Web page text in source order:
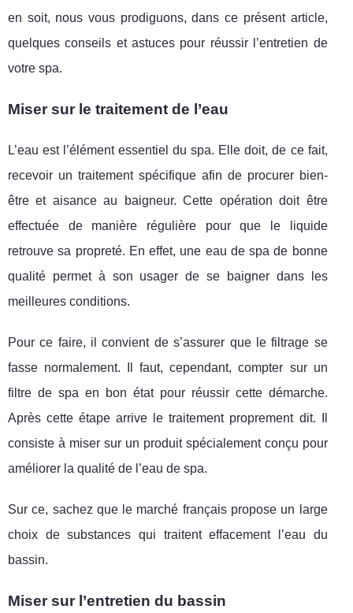
en soit, nous vous prodiguons, dans ce présent article,
quelques conseils et astuces pour réussir l’entretien de
votre spa.
Miser sur le traitement de l’eau
L’eau est l’élément essentiel du spa. Elle doit, de ce fait,
recevoir un traitement spécifique afin de procurer bien-
être et aisance au baigneur. Cette opération doit être
effectuée de manière régulière pour que le liquide
retrouve sa propreté. En effet, une eau de spa de bonne
qualité permet à son usager de se baigner dans les
meilleures conditions.
Pour ce faire, il convient de s’assurer que le filtrage se
fasse normalement. Il faut, cependant, compter sur un
filtre de spa en bon état pour réussir cette démarche.
Après cette étape arrive le traitement proprement dit. Il
consiste à miser sur un produit spécialement conçu pour
améliorer la qualité de l’eau de spa.
Sur ce, sachez que le marché français propose un large
choix de substances qui traitent effacement l’eau du
bassin.
Miser sur l’entretien du bassin